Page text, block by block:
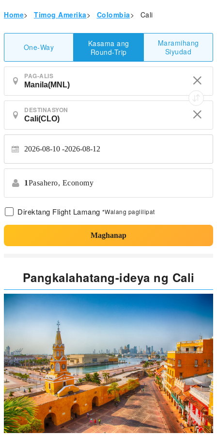
Home> Timog Amerika> Colombia> Cali
One-Way
Kasama ang
Round-Trip
Maramihang
Siyudad
PAG-ALIS
DESTINASYON
2026-08-10 2026-08-12
1Pasahero, Economy
Direktang Flight Lamang *Walang paglilipat
Maghanap
Pangkalahatang-ideya ng Cali